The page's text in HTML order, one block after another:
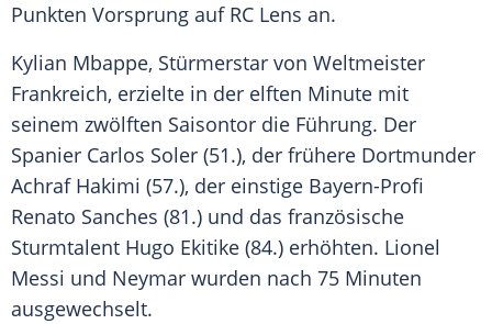
Punkten Vorsprung auf RC Lens an.
Kylian Mbappe, Stürmerstar von Weltmeister
Frankreich, erzielte in der elften Minute mit
seinem zwölften Saisontor die Führung. Der
Spanier Carlos Soler (51.), der frühere Dortmunder
Achraf Hakimi (57.), der einstige Bayern-Profi
Renato Sanches (81.) und das französische
Sturmtalent Hugo Ekitike (84.) erhöhten. Lionel
Messi und Neymar wurden nach 75 Minuten
ausgewechselt.